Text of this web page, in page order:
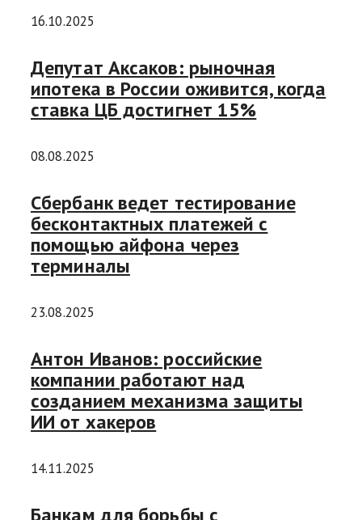
16.10.2025
Депутат Аксаков: рыночная
ипотека в России оживится, когда
ставка ЦБ достигнет 15%
08.08.2025
Сбербанк ведет тестирование
бесконтактных платежей с
помощью айфона через
терминалы
23.08.2025
Антон Иванов: российские
компании работают над
созданием механизма защиты
ИИ от хакеров
14.11.2025
Банкам для борьбы с